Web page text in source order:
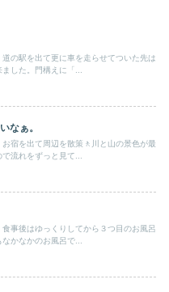
道の駅を出て更に車を走らせてついた先は
した。門構えに「...
なぁ。
お宿を出て周辺を散策🚶川と山の景色が最
流れをずっと見て...
事後はゆっくりしてから３つ目のお風呂
かなかのお風呂で...